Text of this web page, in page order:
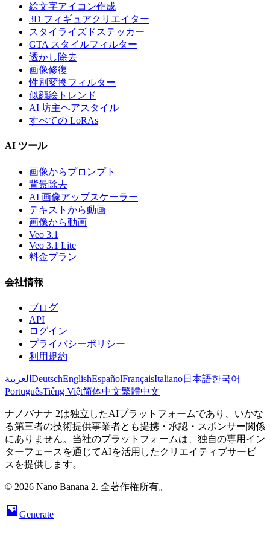
絵文字アイコン作成
3D フィギュアクリエイター
スタイライズドステッカー
GTA スタイルフィルター
透かし除去
画像修復
性別変換フィルター
似顔絵トレンド
AI 坊主ヘアスタイル
すべての LoRAs
AI ツール
画像からプロンプト
背景除去
AI 画像アップスケーラー
テキストから動画
画像から動画
Veo 3.1
Veo 3.1 Lite
料金プラン
会社情報
ブログ
API
ログイン
プライバシーポリシー
利用規約
العربية DeutschEnglishEspañolFrançaisItaliano日本語한국어
PortuguêsTiếng Việt简体中文繁體中文
ナノバナナ 2は独立したAIプラットフォームであり、いかな
る第三者の技術提供事業者とも提携・承認・スポンサー関係
にありません。当社のプラットフォームは、独自の専用イン
ターフェースを通じてAIを活用したクリエイティブサービ
スを提供します。
© 2026 Nano Banana 2. 全著作権所有。
Generate